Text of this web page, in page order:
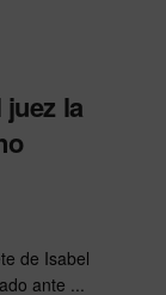
la
de Isabel
ante ...